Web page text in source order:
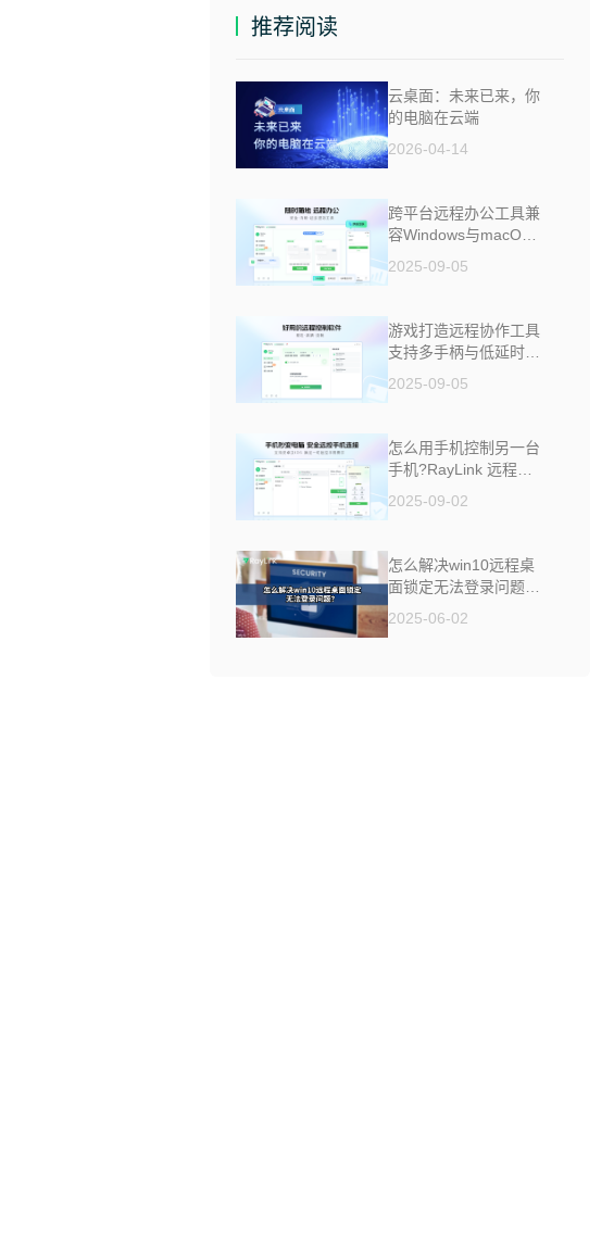
推荐阅读
云桌面：未来已来，你
的电脑在云端
2026-04-14
跨平台远程办公工具兼
容Windows与macOS
2025-09-05
游戏打造远程协作工具
支持多手柄与低延时助
2025-09-05
怎么用手机控制另一台
手机?RayLink 远程控
2025-09-02
怎么解决win10远程桌
面锁定无法登录问题
2025-06-02